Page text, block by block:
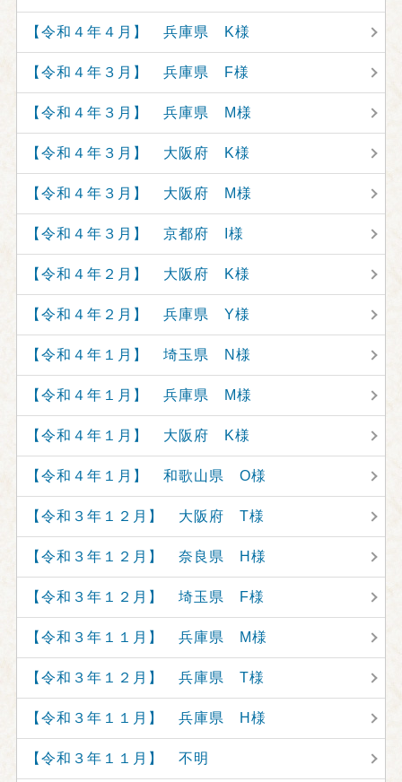
【令和４年４月】 兵庫県 K様
【令和４年３月】 兵庫県 F様
【令和４年３月】 兵庫県 M様
【令和４年３月】 大阪府 K様
【令和４年３月】 大阪府 M様
【令和４年３月】 京都府 I様
【令和４年２月】 大阪府 K様
【令和４年２月】 兵庫県 Y様
【令和４年１月】 埼玉県 N様
【令和４年１月】 兵庫県 M様
【令和４年１月】 大阪府 K様
【令和４年１月】 和歌山県 O様
【令和３年１２月】 大阪府 T様
【令和３年１２月】 奈良県 H様
【令和３年１２月】 埼玉県 F様
【令和３年１１月】 兵庫県 M様
【令和３年１２月】 兵庫県 T様
【令和３年１１月】 兵庫県 H様
【令和３年１１月】 不明